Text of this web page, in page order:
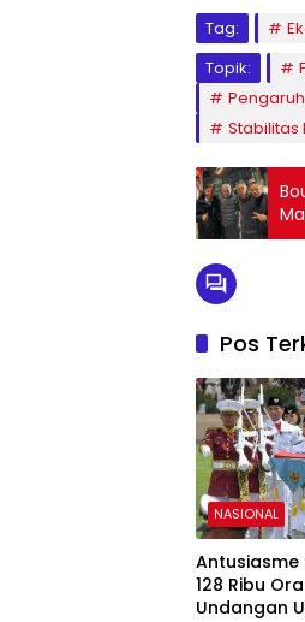
Tag:
Topik:
Stabilitas
Pos
NASIONAL
Antusiasme
128 Ribu
Undangan